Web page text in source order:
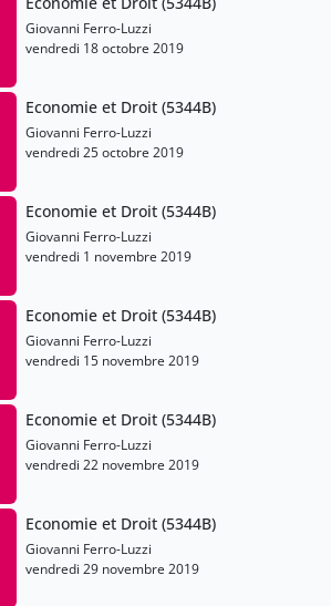
Giovanni Ferro-Luzzi
vendredi 18 octobre 2019
Economie et Droit (5344B)
Giovanni Ferro-Luzzi
vendredi 25 octobre 2019
Economie et Droit (5344B)
Giovanni Ferro-Luzzi
vendredi 1 novembre 2019
Economie et Droit (5344B)
Giovanni Ferro-Luzzi
vendredi 15 novembre 2019
Economie et Droit (5344B)
Giovanni Ferro-Luzzi
vendredi 22 novembre 2019
Economie et Droit (5344B)
Giovanni Ferro-Luzzi
vendredi 29 novembre 2019